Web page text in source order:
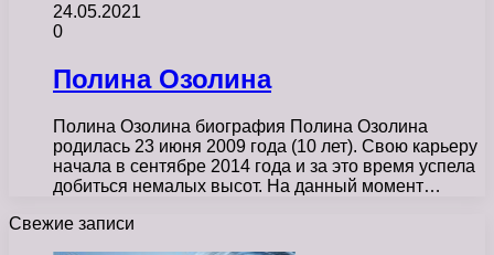
24.05.2021
0
Полина Озолина
Полина Озолина биография Полина Озолина
родилась 23 июня 2009 года (10 лет). Свою карьеру
начала в сентябре 2014 года и за это время успела
добиться немалых высот. На данный момент…
Свежие записи